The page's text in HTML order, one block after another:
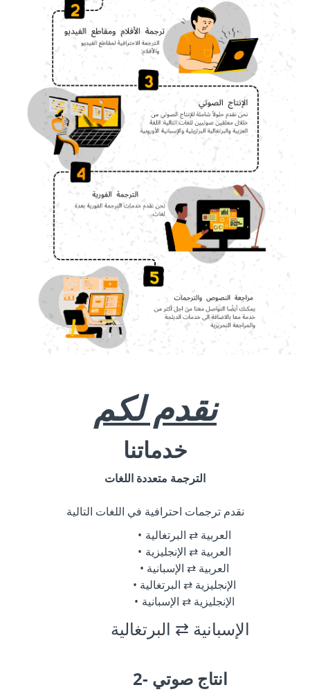
نقدم لكم
خدماتنا
الترجمة متعددة اللغات
نقدم ترجمات احترافية في اللغات التالية
العربية ⇄ البرتغالية
العربية ⇄ الإنجليزية
العربية ⇄ الإسبانية
الإنجليزية ⇄ البرتغالية
الإنجليزية ⇄ الإسبانية
الإسبانية ⇄ البرتغالية
2- انتاج صوتي